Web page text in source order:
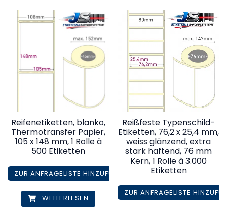
Reifenetiketten, blanko,
Thermotransfer Papier,
105 x 148 mm, 1 Rolle à
500 Etiketten
ZUR ANFRAGELISTE HINZUFÜGEN
WEITERLESEN
Reißfeste Typenschild-
Etiketten, 76,2 x 25,4 mm,
weiss glänzend, extra
stark haftend, 76 mm
Kern, 1 Rolle à 3.000
Etiketten
ZUR ANFRAGELISTE